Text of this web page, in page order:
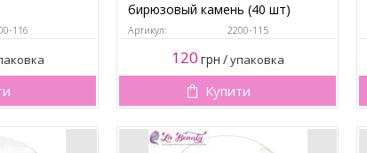
116
бирюзовый камень (40 шт)
Артикул: 2200-115
120 грн /упаковка
Купити